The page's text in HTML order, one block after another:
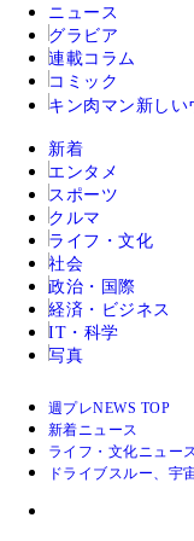
ニュース
グラビア
連載コラム
コミック
キン肉マン 新しい
新着
エンタメ
スポーツ
クルマ
ライフ・文化
社会
政治・国際
経済・ビジネス
IT・科学
写真
週プレNEWS TOP
新着ニュース
ライフ・文化ニュース
ドライブスルー、宇